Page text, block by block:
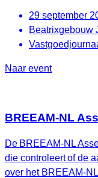
29 september
Beatrixgebouw
Naar event
BREEAM-NL
De BREEAM-NL
die controleert of de
over het BREEAM-